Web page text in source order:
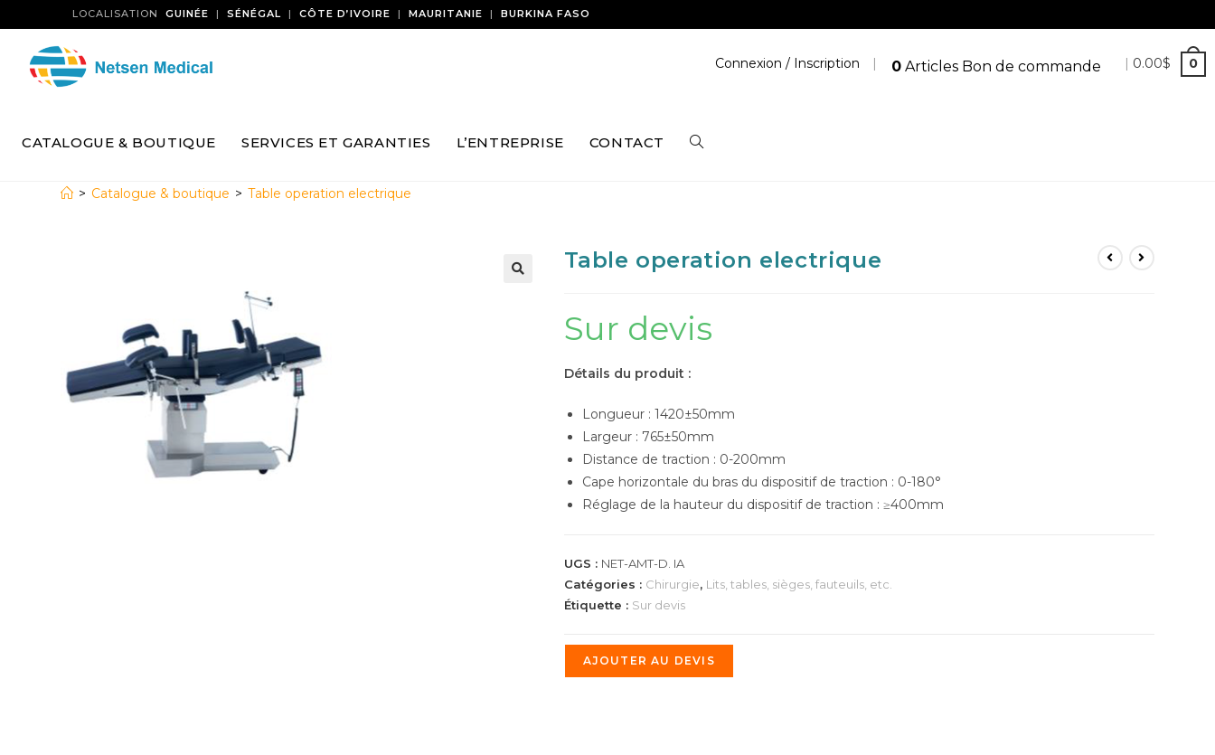
LOCALISATION GUINÉE | SÉNÉGAL | CÔTE D’IVOIRE | MAURITANIE | BURKINA FASO
Connexion / Inscription | 0 Articles Bon de commande | 0.00$ 0
CATALOGUE & BOUTIQUE SERVICES ET GARANTIES L’ENTREPRISE CONTACT
> Catalogue & boutique > Table operation electrique
Table operation electrique
Sur devis
Détails du produit :
Longueur : 1420±50mm
Largeur : 765±50mm
Distance de traction : 0-200mm
Cape horizontale du bras du dispositif de traction : 0-180°
Réglage de la hauteur du dispositif de traction : ≥400mm
UGS : NET-AMT-D. IA
Catégories : Chirurgie, Lits, tables, sièges, fauteuils, etc.
Étiquette : Sur devis
AJOUTER AU DEVIS